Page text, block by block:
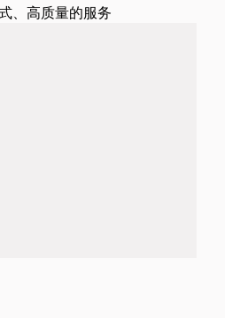
、高质量的服务